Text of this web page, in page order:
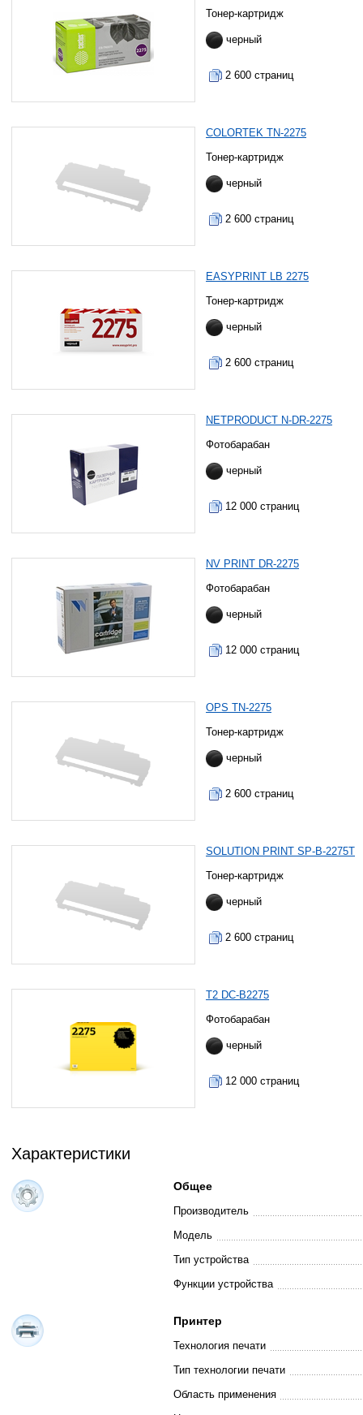
Тонер-картридж
черный
2 600 страниц
COLORTEK TN-2275
Тонер-картридж
черный
2 600 страниц
EASYPRINT LB 2275
Тонер-картридж
черный
2 600 страниц
NETPRODUCT N-DR-2275
Фотобарабан
черный
12 000 страниц
NV PRINT DR-2275
Фотобарабан
черный
12 000 страниц
OPS TN-2275
Тонер-картридж
черный
2 600 страниц
SOLUTION PRINT SP-B-2275T
Тонер-картридж
черный
2 600 страниц
T2 DC-B2275
Фотобарабан
черный
12 000 страниц
Характеристики
Общее
Производитель
Модель
Тип устройства
Функции устройства
Принтер
Технология печати
Тип технологии печати
Область применения